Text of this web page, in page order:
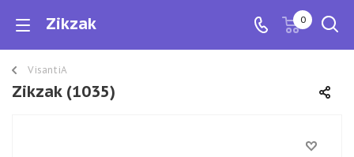
Zikzak 0
VisantiA
Zikzak (1035)